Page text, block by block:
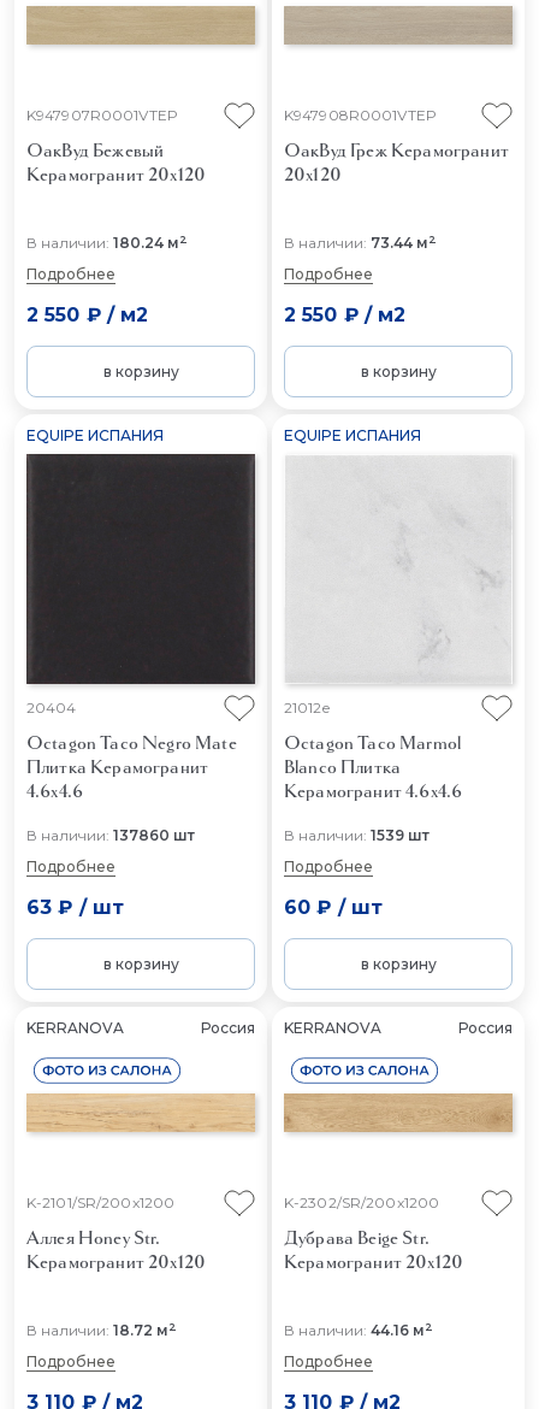
K947907R0001VTEP
ОакВуд Бежевый
Керамогранит 20x120
В наличии: 180.24 м2
Подробнее
2 550 ₽/ м2
в корзину
K947908R0001VTEP
ОакВуд Греж Керамогранит
20x120
В наличии: 73.44 м2
Подробнее
2 550 ₽/ м2
в корзину
EQUIPE ИСПАНИЯ
20404
Octagon Taco Negro Mate
Плитка Керамогранит
4.6x4.6
В наличии: 137860 шт
Подробнее
63 ₽ / шт
в корзину
EQUIPE ИСПАНИЯ
21012e
Octagon Taco Marmol
Blanco Плитка
Керамогранит 4.6x4.6
В наличии: 1539 шт
Подробнее
60 ₽ / шт
в корзину
KERRANOVA Россия
K-2101/SR/200x1200
Аллея Honey Str.
Керамогранит 20x120
В наличии: 18.72 м2
Подробнее
3 110 ₽/ м2
KERRANOVA Россия
K-2302/SR/200x1200
Дубрава Beige Str.
Керамогранит 20x120
В наличии: 44.16 м2
Подробнее
3 110 ₽/ м2